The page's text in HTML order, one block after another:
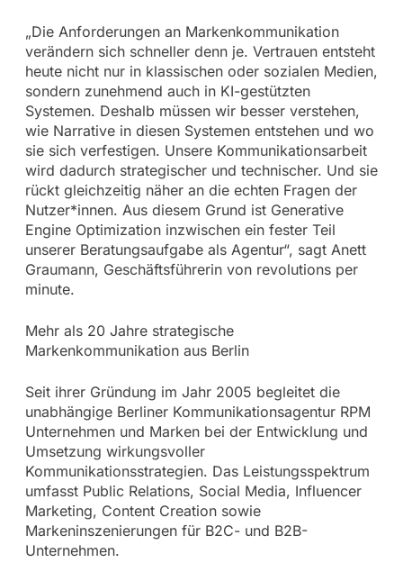
„Die Anforderungen an Markenkommunikation
verändern sich schneller denn je. Vertrauen entsteht
heute nicht nur in klassischen oder sozialen Medien,
sondern zunehmend auch in KI-gestützten
Systemen. Deshalb müssen wir besser verstehen,
wie Narrative in diesen Systemen entstehen und wo
sie sich verfestigen. Unsere Kommunikationsarbeit
wird dadurch strategischer und technischer. Und sie
rückt gleichzeitig näher an die echten Fragen der
Nutzer*innen. Aus diesem Grund ist Generative
Engine Optimization inzwischen ein fester Teil
unserer Beratungsaufgabe als Agentur“, sagt Anett
Graumann, Geschäftsführerin von revolutions per
minute.
Mehr als 20 Jahre strategische
Markenkommunikation aus Berlin
Seit ihrer Gründung im Jahr 2005 begleitet die
unabhängige Berliner Kommunikationsagentur RPM
Unternehmen und Marken bei der Entwicklung und
Umsetzung wirkungsvoller
Kommunikationsstrategien. Das Leistungsspektrum
umfasst Public Relations, Social Media, Influencer
Marketing, Content Creation sowie
Markeninszenierungen für B2C- und B2B-
Unternehmen.